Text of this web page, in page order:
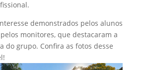
demonstrados pelos alunos
monitores, que destacaram a
do grupo. Confira as fotos desse